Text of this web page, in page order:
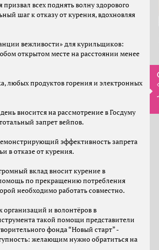
всех поднять волну здорового
шаг к отказу от курения, вдохновляя
вежливости» для курильщиков:
открытом месте на расстоянии менее
любых продуктов горения и электронных
вносится на рассмотрение в Госдуму
запрет вейпов.
эффективность запрета
в отказе от курения.
вклад вносит курение в
по прекращению потребления
необходимо работать совместно.
и волонтёров в
такой помощи представители
фонда “Новый старт” -
желающим нужно обратиться на